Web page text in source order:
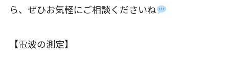
ら、ぜひお気軽にご相談くださいね
【電波の測定】